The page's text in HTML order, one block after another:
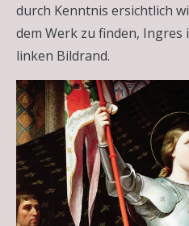
durch Kenntnis ersichtlich
dem Werk zu finden, Ingres
linken Bildrand.